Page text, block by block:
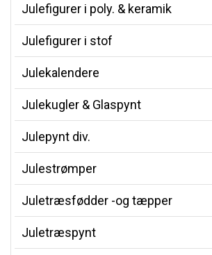
Julefigurer i poly. & keramik
Julefigurer i stof
Julekalendere
Julekugler & Glaspynt
Julepynt div.
Julestrømper
Juletræsfødder -og tæpper
Juletræspynt